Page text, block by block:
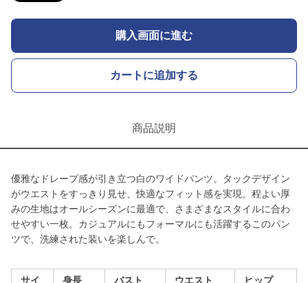
購入画面に進む
カートに追加する
商品説明
優雅なドレープ感が引き立つ白のワイドパンツ。タックデザイン
がウエストをすっきり見せ、快適なフィット感を実現。程よい厚
みの生地はオールシーズンに最適で、さまざまなスタイルに合わ
せやすい一枚。カジュアルにもフォーマルにも活躍するこのパン
ツで、洗練された装いを楽しんで。
サイ
身長
バスト
ウエスト
ヒップ